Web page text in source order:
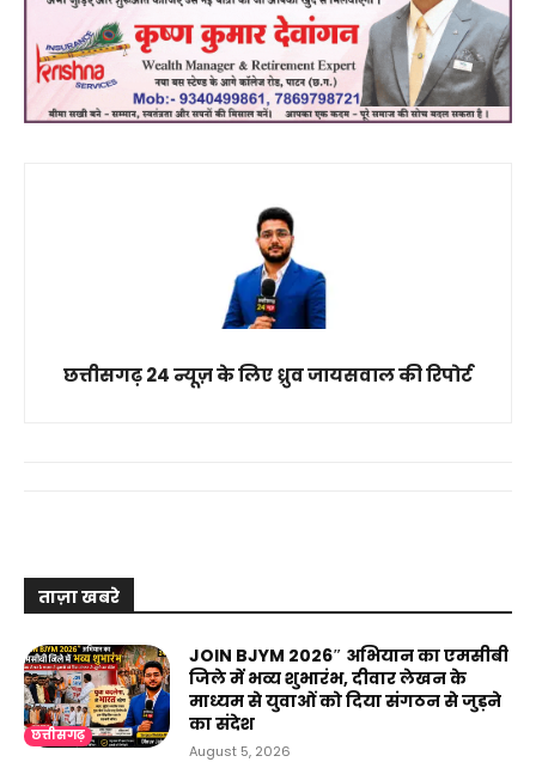
छत्तीसगढ़ 24 न्यूज़ के लिए ध्रुव जायसवाल की रिपोर्ट
ताज़ा खबरे
छत्तीसगढ़
JOIN BJYM 2026″ अभियान का एमसीबी
जिले में भव्य शुभारंभ, दीवार लेखन के
माध्यम से युवाओं को दिया संगठन से जुड़ने
का संदेश
August 5, 2026